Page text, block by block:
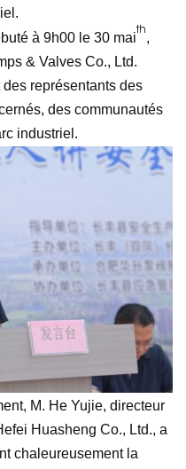
à 9h00 le 30 maith,
& Valves Co., Ltd.
représentants des
des communautés
industriel.
M. He Yujie, directeur
Huasheng Co., Ltd., a
chaleureusement la